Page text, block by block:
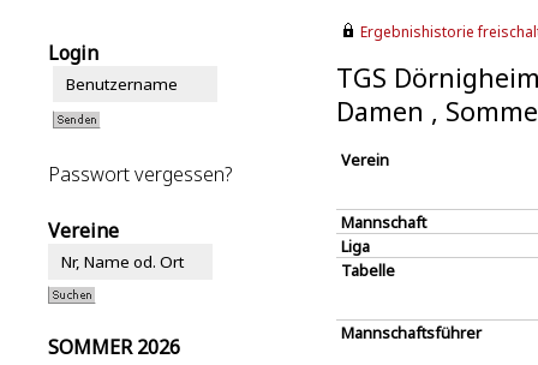
Login
Passwort vergessen?
Vereine
SOMMER 2026
Ergebnishistorie
TGS
Damen ,
Verein
Mannschaft
Liga
Tabelle
Mannschaftsführer